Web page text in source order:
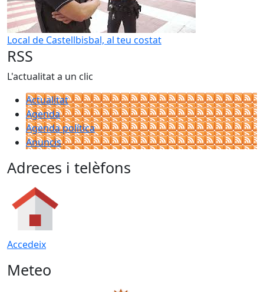
Local de Castellbisbal, al teu costat
RSS
L'actualitat a un clic
Actualitat
Agenda
Agenda política
Anuncis
Adreces i telèfons
Accedeix
Meteo